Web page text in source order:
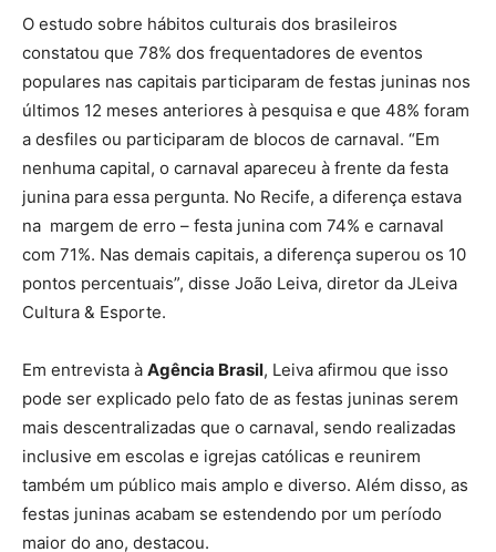
O estudo sobre hábitos culturais dos brasileiros
constatou que 78% dos frequentadores de eventos
populares nas capitais participaram de festas juninas nos
últimos 12 meses anteriores à pesquisa e que 48% foram
a desfiles ou participaram de blocos de carnaval. “Em
nenhuma capital, o carnaval apareceu à frente da festa
junina para essa pergunta. No Recife, a diferença estava
na margem de erro – festa junina com 74% e carnaval
com 71%. Nas demais capitais, a diferença superou os 10
pontos percentuais”, disse João Leiva, diretor da JLeiva
Cultura & Esporte.
Em entrevista à Agência Brasil, Leiva afirmou que isso
pode ser explicado pelo fato de as festas juninas serem
mais descentralizadas que o carnaval, sendo realizadas
inclusive em escolas e igrejas católicas e reunirem
também um público mais amplo e diverso. Além disso, as
festas juninas acabam se estendendo por um período
maior do ano, destacou.